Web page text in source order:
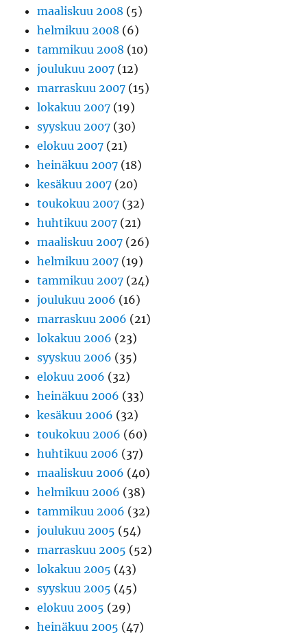
maaliskuu 2008 (5)
helmikuu 2008 (6)
tammikuu 2008 (10)
joulukuu 2007 (12)
marraskuu 2007 (15)
lokakuu 2007 (19)
syyskuu 2007 (30)
elokuu 2007 (21)
heinäkuu 2007 (18)
kesäkuu 2007 (20)
toukokuu 2007 (32)
huhtikuu 2007 (21)
maaliskuu 2007 (26)
helmikuu 2007 (19)
tammikuu 2007 (24)
joulukuu 2006 (16)
marraskuu 2006 (21)
lokakuu 2006 (23)
syyskuu 2006 (35)
elokuu 2006 (32)
heinäkuu 2006 (33)
kesäkuu 2006 (32)
toukokuu 2006 (60)
huhtikuu 2006 (37)
maaliskuu 2006 (40)
helmikuu 2006 (38)
tammikuu 2006 (32)
joulukuu 2005 (54)
marraskuu 2005 (52)
lokakuu 2005 (43)
syyskuu 2005 (45)
elokuu 2005 (29)
heinäkuu 2005 (47)